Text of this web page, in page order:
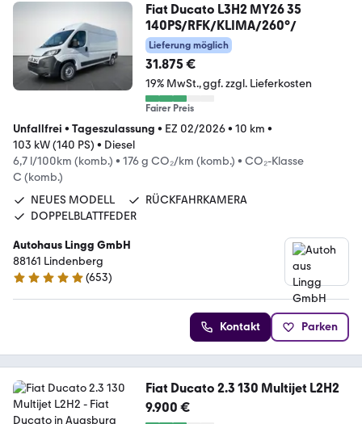
Fiat Ducato L3H2 MY26 35
140PS/RFK/KLIMA/260°/
Lieferung möglich
31.875 €
19% MwSt. ggf. zzgl. Lieferkosten
Fairer Preis
Unfallfrei • Tageszulassung • EZ 02/2026• 10 km •
103 kW (140 PS) • Diesel
6,7 l/100km (komb.) • 176 g CO₂/km (komb.) • CO₂-Klasse
C (komb.)
NEUES MODELL
RÜCKFAHRKAMERA
DOPPELBLATTFEDER
Autohaus Lingg GmbH
88161 Lindenberg
5 Sterne
(653)
Kontakt Parken
Fiat Ducato 2.3 130 Multijet L2H2
9.900 €